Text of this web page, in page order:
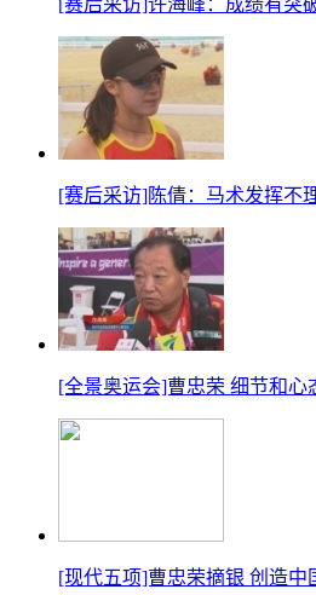
[赛后采访]陈倩：马术发挥不
[全景奥运会]曹忠荣 细节和心
[现代五项]曹忠荣摘银 创造中